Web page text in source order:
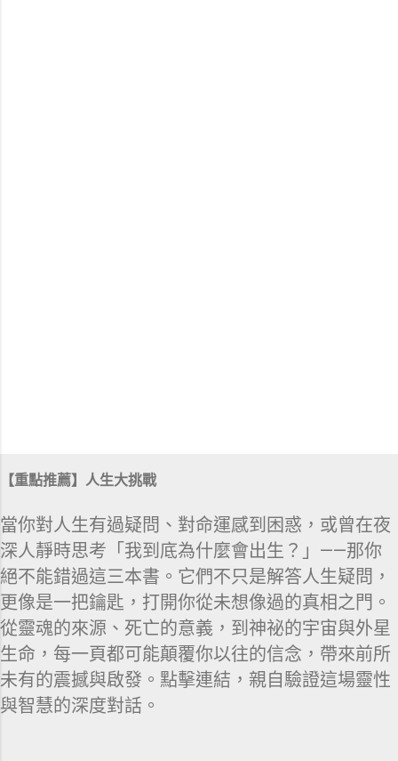
【重點推薦】人生大挑戰
當你對人生有過疑問、對命運感到困惑，或曾在夜
深人靜時思考「我到底為什麼會出生？」——那你
絕不能錯過這三本書。它們不只是解答人生疑問，
更像是一把鑰匙，打開你從未想像過的真相之門。
從靈魂的來源、死亡的意義，到神祕的宇宙與外星
生命，每一頁都可能顛覆你以往的信念，帶來前所
未有的震撼與啟發。點擊連結，親自驗證這場靈性
與智慧的深度對話。